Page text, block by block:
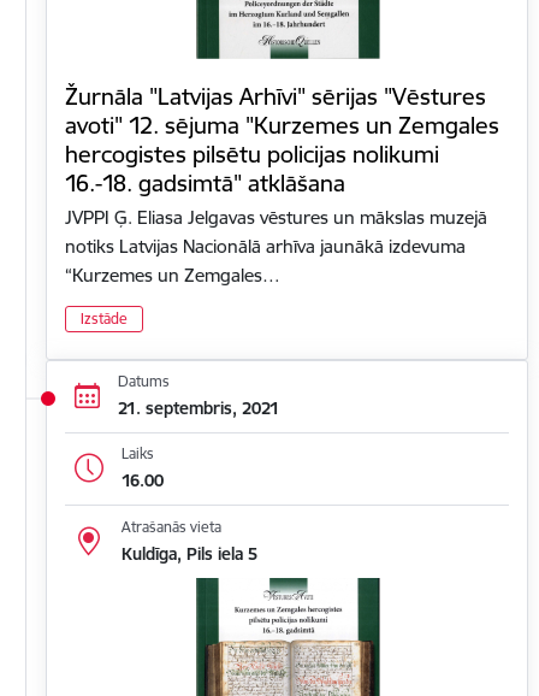
Žurnāla "Latvijas Arhīvi" sērijas "Vēstures
avoti" 12. sējuma "Kurzemes un Zemgales
hercogistes pilsētu policijas nolikumi
16.-18. gadsimtā" atklāšana
JVPPI Ģ. Eliasa Jelgavas vēstures un mākslas muzejā
notiks Latvijas Nacionālā arhīva jaunākā izdevuma
“Kurzemes un Zemgales…
Izstāde
Datums
21. septembris, 2021
Laiks
16.00
Atrašanās vieta
Kuldīga, Pils iela 5